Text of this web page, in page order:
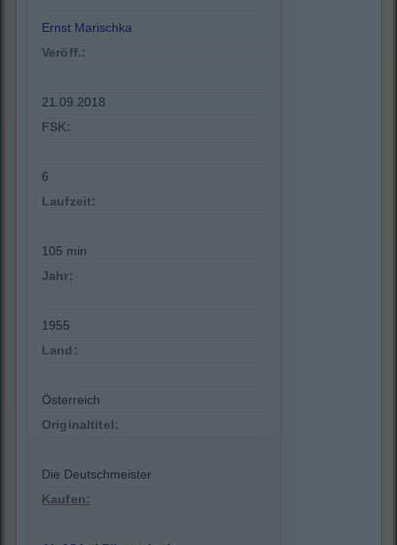
Ernst Marischka
Veröff.:
21.09.2018
FSK:
6
Laufzeit:
105 min
Jahr:
1955
Land:
Österreich
Originaltitel:
Die Deutschmeister
Kaufen: